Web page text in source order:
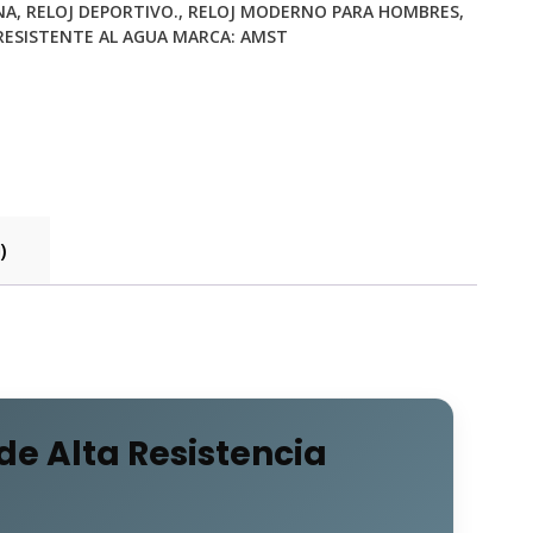
, RELOJ DEPORTIVO., RELOJ MODERNO PARA HOMBRES,
AL AGUA MARCA: AMST
Alta Resistencia